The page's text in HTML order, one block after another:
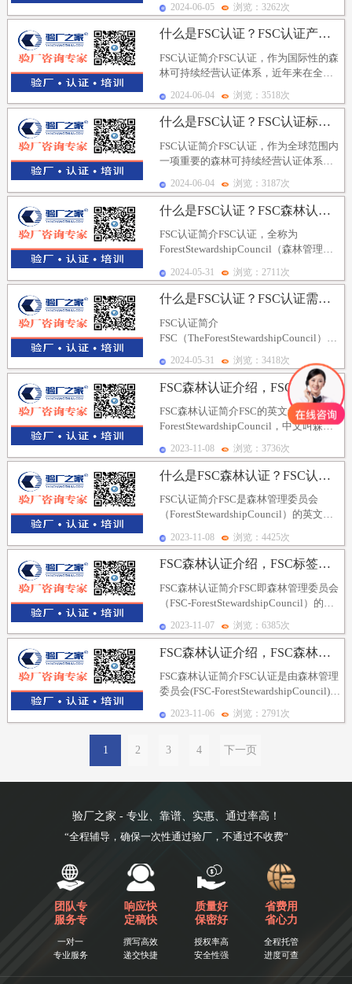
它通过运用市...
2024-06-05 浏览：3262次
什么是FSC认证？FSC认证产生背景、FSC认证核心...
FSC认证简介FSC认证，作为国际性的森
林可持续经营认证体系，近年来在全球
仅是对符合其...
2024-06-04 浏览：3518次
什么是FSC认证？FSC认证标准有哪些？FSC认证标...
FSC认证简介FSC认证，作为全球范围内
一项重要的森林可持续经营认证体系，
旨在推动全球森林经营活动的可持续性
和绿色发展。...
2024-06-04 浏览：3187次
什么是FSC认证？FSC森林认证审核内容包括哪些方面...
FSC认证简介FSC认证，全称为
ForestStewardshipCouncil（森林管理委
2024-05-31 浏览：2711次
什么是FSC认证？FSC认证需要做哪些准备？FSC认...
FSC认证简介
FSC（TheForestStewardshipCouncil），
发起...
2024-05-31 浏览：3418次
FSC森林认证介绍，FSC认证标准特点、FSC认证获...
FSC森林认证简介FSC的英文全称为：
ForestStewardshipCouncil，中文叫森林
管理委员会，FSC森林...
2023-11-08 浏览：3736次
什么是FSC森林认证？FSC认证怎么做？FSC认证费...
FSC认证简介FSC是森林管理委员会
（ForestStewardshipCouncil）的英文缩
2023-11-08 浏览：4425次
FSC森林认证介绍，FSC标签种类、标签要求及FSC...
FSC森林认证简介FSC即森林管理委员会
（FSC-ForestStewardshipCouncil）的英
2023-11-07 浏览：6385次
FSC森林认证介绍，FSC森林认证行业背景、FSC认...
FSC森林认证简介FSC认证是由森林管理
委员会(FSC-ForestStewardshipCouncil)颁
2023-11-06 浏览：2791次
1 2 3 4 下一页
验厂之家 - 专业、靠谱、实惠、通过率高！
“全程辅导，确保一次性通过验厂，不通过不收费”
团队专
服务专
一对一
专业服务
响应快
定稿快
撰写高效
递交快捷
质量好
保密好
授权率高
安全性强
省费用
省心力
全程托管
进度可查